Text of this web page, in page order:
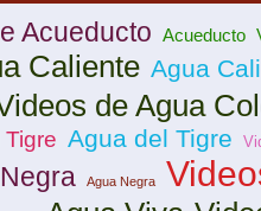
Acueducto Acueducto
Caliente Agua
de Agua
Agua del Tigre
Agua Negra